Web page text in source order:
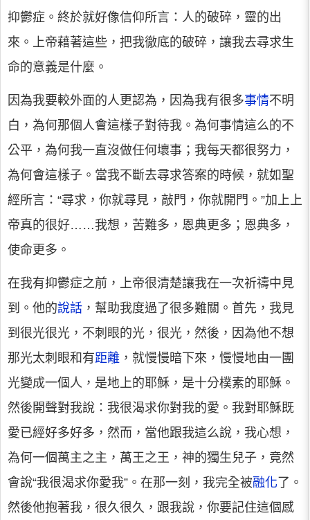
抑鬱症。終於就好像信仰所言：人的破碎，靈的出
來。上帝藉著這些，把我徹底的破碎，讓我去尋求生
命的意義是什麼。
因為我要較外面的人更認為，因為我有很多事情不明
白，為何那個人會這樣子對待我。為何事情這么的不
公平，為何我一直沒做任何壞事；我每天都很努力，
為何會這樣子。當我不斷去尋求答案的時候，就如聖
經所言：“尋求，你就尋見，敲門，你就開門。”加上上
帝真的很好……我想，苦難多，恩典更多；恩典多，
使命更多。
在我有抑鬱症之前，上帝很清楚讓我在一次祈禱中見
到。他的說話 ，幫助我度過了很多難關。首先，我見
到很光很光，不刺眼的光，很光，然後，因為他不想
那光太刺眼和有距離 ，就慢慢暗下來，慢慢地由一團
光變成一個人，是地上的耶穌，是十分樸素的耶穌。
然後開聲對我說：我很渴求你對我的愛。我對耶穌既
愛已經好多好多，然而，當他跟我這么說，我心想，
為何一個萬主之主，萬王之王，神的獨生兒子，竟然
會說“我很渴求你愛我”。在那一刻，我完全被融化 了。
然後他抱著我，很久很久，跟我說，你要記住這個感